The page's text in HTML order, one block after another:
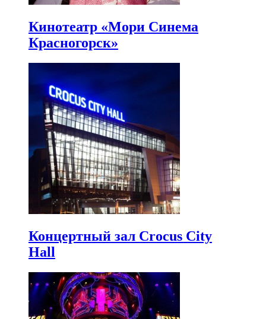
Кинотеатр «Мори Синема
Красногорск»
Концертный зал Crocus City
Hall